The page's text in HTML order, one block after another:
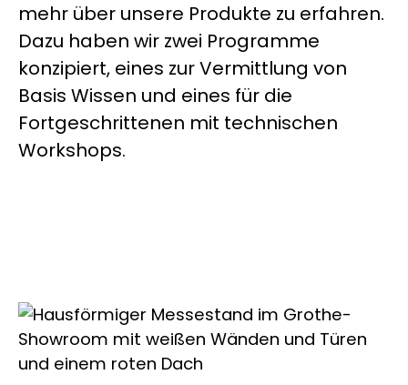
mehr über unsere Produkte zu erfahren.
Dazu haben wir zwei Programme
konzipiert, eines zur Vermittlung von
Basis Wissen und eines für die
Fortgeschrittenen mit technischen
Workshops.